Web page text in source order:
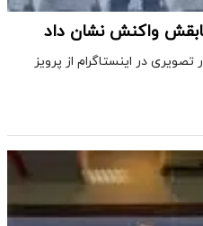
واکنش نشان داد
در اینستاگرام از پرویز